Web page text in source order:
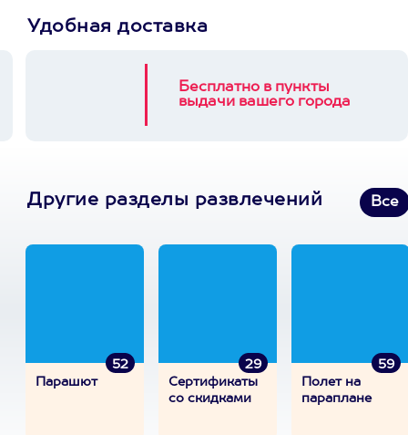
Удобная доставка
Бесплатно в пункты
выдачи вашего города
Другие разделы развлечений Все
52
Парашют
29
Сертификаты
со скидками
59
Полет на
параплане